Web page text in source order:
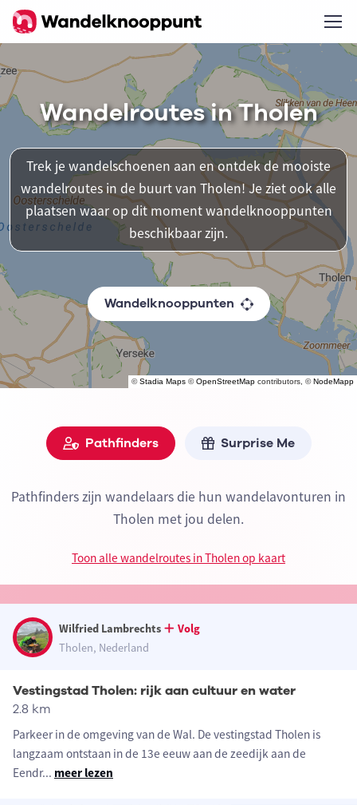
©Stadia Maps ©OpenStreetMap contributors, ©NodeMapp
Wandelroutes in Tholen
Trek je wandelschoenen aan en ontdek de mooiste
wandelroutes in de buurt van Tholen! Je ziet ook alle
plaatsen waar op dit moment wandelknooppunten
beschikbaar zijn.
Wandelknooppunten
Pathfinders Surprise Me
Pathfinders zijn wandelaars die hun wandelavonturen in
Tholen met jou delen.
Toon alle wandelroutes in Tholen op kaart
Wilfried Lambrechts
Volg
Tholen, Nederland
Vestingstad Tholen: rijk aan cultuur en water
2.8 km
Parkeer in de omgeving van de Wal. De vestingstad Tholen is
langzaam ontstaan in de 13e eeuw aan de zeedijk aan de
Eendr... meer lezen